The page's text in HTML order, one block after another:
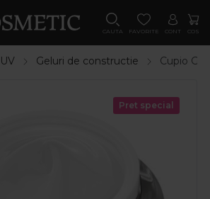
CAUTA FAVORITE CONT COS
Geluri de constructie Cupio
Pret special